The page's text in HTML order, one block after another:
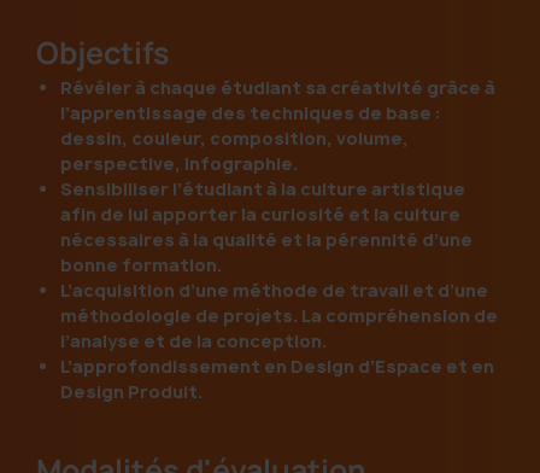
Objectifs
Révéler à chaque étudiant sa créativité grâce à
l’apprentissage des techniques de base :
dessin, couleur, composition, volume,
perspective, infographie.
Sensibiliser l’étudiant à la culture artistique
afin de lui apporter la curiosité et la culture
nécessaires à la qualité et la pérennité d’une
bonne formation.
L’acquisition d’une méthode de travail et d’une
méthodologie de projets. La compréhension de
l’analyse et de la conception.
L’approfondissement en Design d’Espace et en
Design Produit.